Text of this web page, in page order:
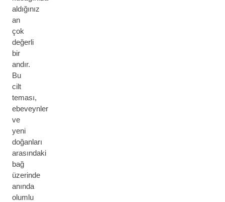
aldığınız
an
çok
değerli
bir
andır.
Bu
cilt
teması,
ebeveynler
ve
yeni
doğanları
arasındaki
bağ
üzerinde
anında
olumlu